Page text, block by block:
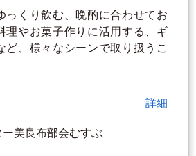
っくり飲む、晩酌に合わせてお
理やお菓子作りに活用する、ギ
ど、様々なシーンで取り扱うこ
詳細
美良布部会むすぶ